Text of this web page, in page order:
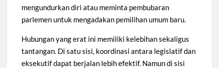
mengundurkan diri atau meminta pembubaran
parlemen untuk mengadakan pemilihan umum baru.
Hubungan yang erat ini memiliki kelebihan sekaligus
tantangan. Di satu sisi, koordinasi antara legislatif dan
eksekutif dapat berjalan lebih efektif. Namun di sisi